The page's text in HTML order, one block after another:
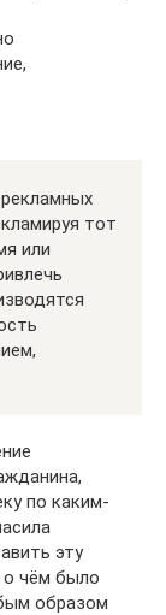
тот
или
по каким-
эту
о чём было
образом